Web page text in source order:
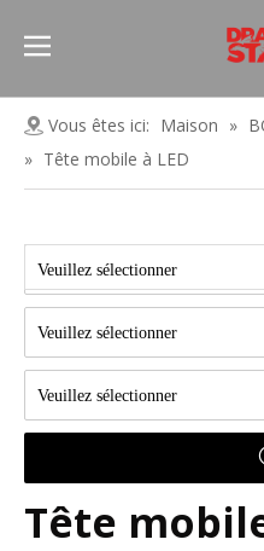
Vous êtes ici: Maison »
» Tête mobile à LED
Veuillez sélectionner
Veuillez sélectionner
Veuillez sélectionner
Tête